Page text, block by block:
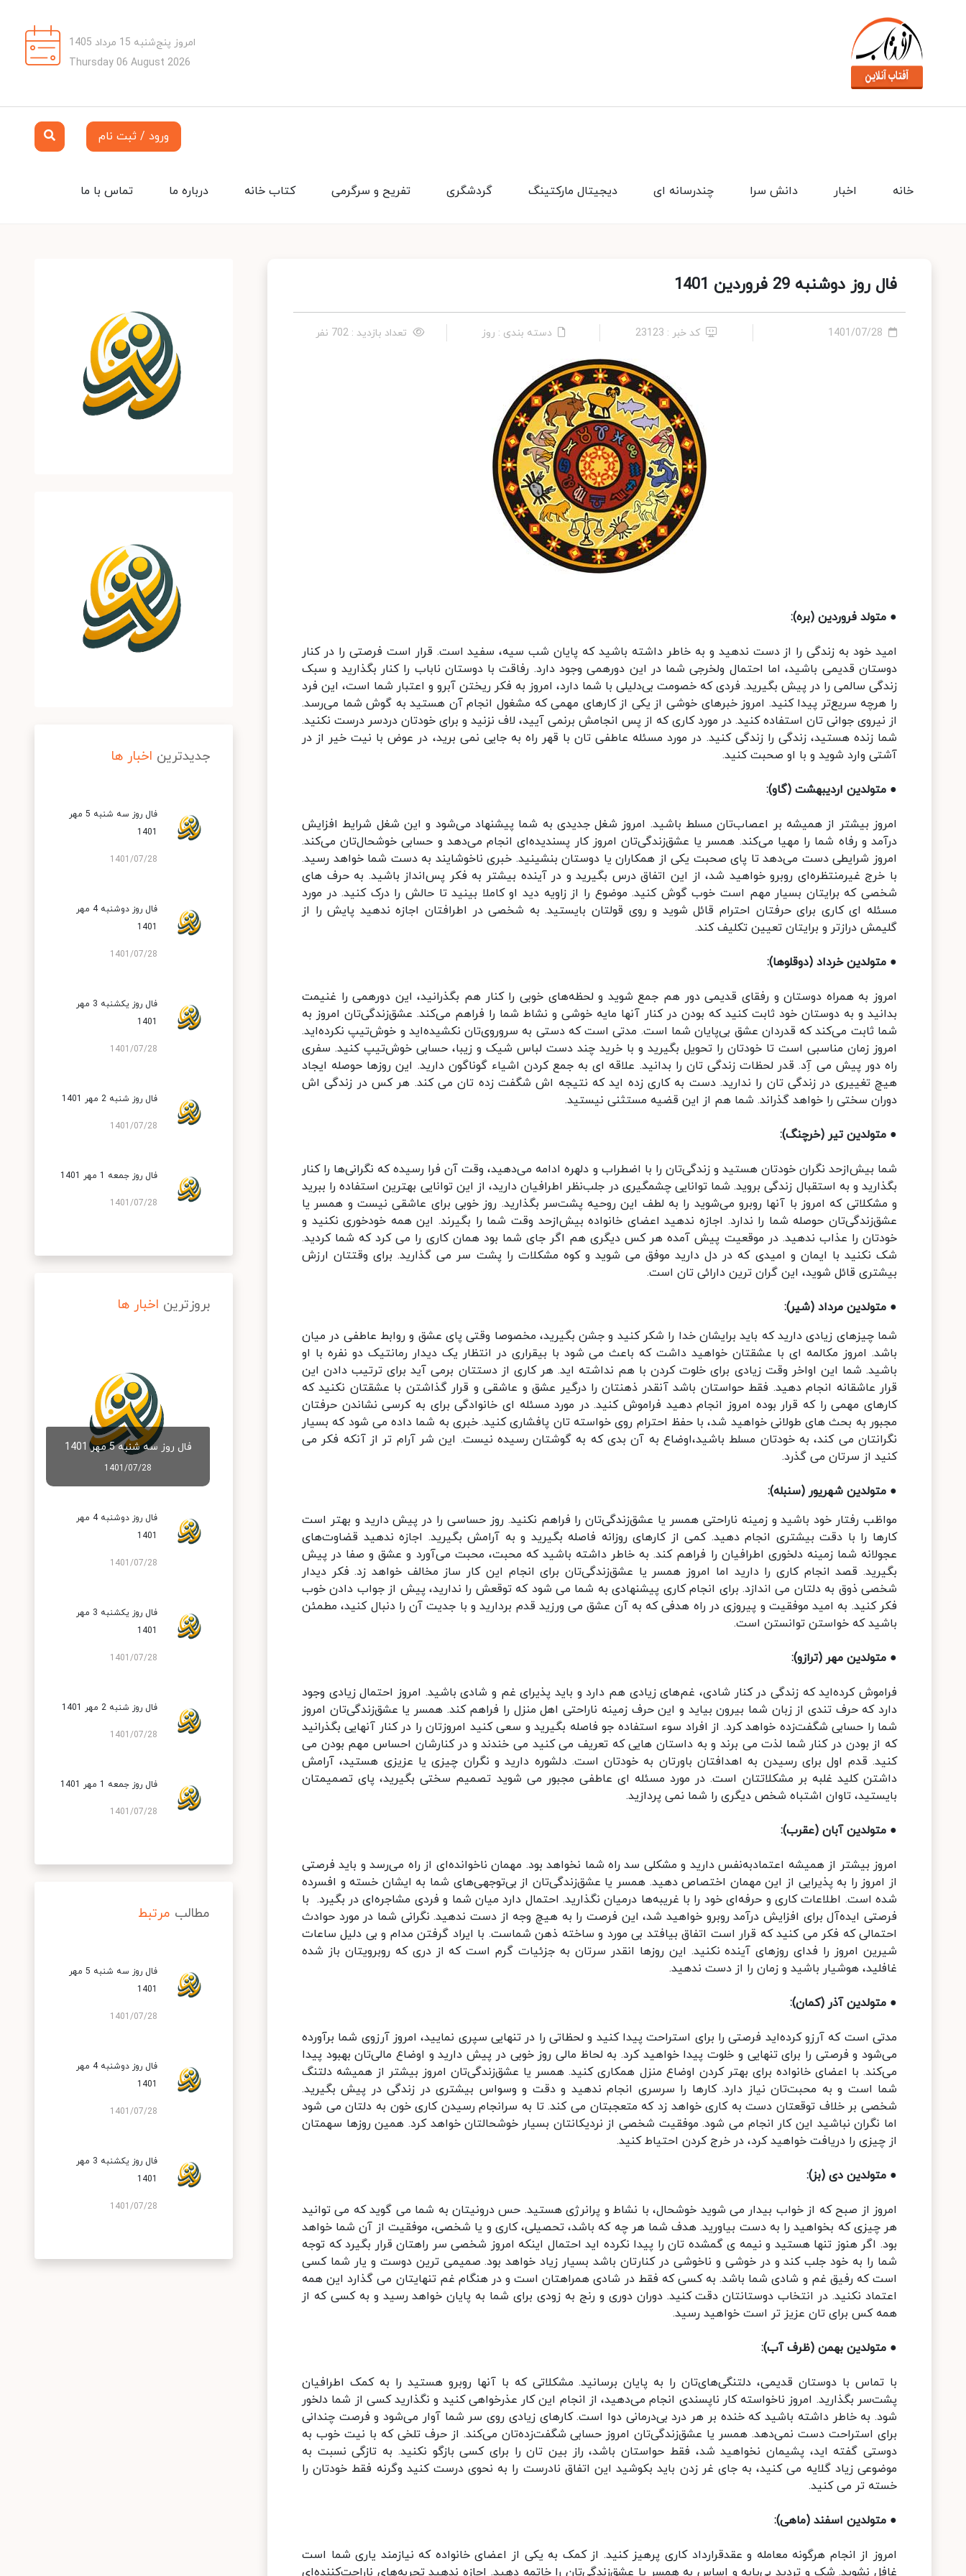
امروز پنج‌شنبه 15 مرداد 1405
Thursday 06 August 2026
ورود / ثبت نام
تماس با ما درباره ما کتاب خانه تفریح و سرگرمی گردشگری دیجیتال مارکتینگ چندرسانه ای دانش سرا اخبار خانه
فال روز دوشنبه 29 فروردین 1401
1401/07/28 کد خبر : 23123 دسته بندی : روز تعداد بازدید : 702 نفر
● متولد فروردین (بره):
امید خود به زندگی را از دست ندهید و به خاطر داشته باشید که پایان شب سیه، سفید است. قرار است فرصتی را در کنار
دوستان قدیمی باشید، اما احتمال ولخرجی‌ شما در این دورهمی وجود دارد. رفاقت با دوستان ناباب را کنار بگذارید و سبک‌
زندگی سالمی را در پیش بگیرید. فردی که خصومت بی‌دلیلی با شما دارد، امروز به فکر ریختن آبرو و اعتبار شما است، این فرد
را هرچه سریع‌تر پیدا کنید. امروز خبرهای خوشی از یکی از کارهای مهمی که مشغول انجام آن هستید به گوش شما می‌رسد.
از نیروی جوانی تان استفاده کنید. در مورد کاری که از پس انجامش برنمی آیید، لاف نزنید و برای خودتان دردسر درست نکنید.
شما زنده هستید، زندگی را زندگی کنید. در مورد مسئله عاطفی تان با قهر راه به جایی نمی برید، در عوض با نیت خیر از در
آشتی وارد شوید و با او صحبت کنید.
● متولدین اردیبهشت (گاو):
امروز بیشتر از همیشه بر اعصاب‌تان مسلط باشید. امروز شغل جدیدی به شما پیشنهاد می‌شود و این شغل شرایط افزایش
درآمد و رفاه شما را مهیا می‌کند. همسر یا عشق‌زندگی‌تان امروز کار پسندیده‌ای انجام می‌دهد و حسابی خوشحال‌تان می‌کند.
امروز شرایطی دست می‌دهد تا پای صحبت یکی از همکاران یا دوستان بنشینید. خبری ناخوشایند به دست‌ شما خواهد رسید.
با خرج غیرمنتظره‌ای روبرو خواهید شد، از این اتفاق درس بگیرید و در آینده بیشتر به فکر پس‌انداز باشید. به حرف های
شخصی که برایتان بسیار مهم است خوب گوش کنید. موضوع را از زاویه دید او کاملا بینید تا حالش را درک کنید. در مورد
مسئله ای کاری برای حرفتان احترام قائل شوید و روی قولتان بایستید. به شخصی در اطرافتان اجازه ندهید پایش را از
گلیمش درازتر و برایتان تعیین تکلیف کند.
● متولدین خرداد (دوقلوها):
امروز به همراه دوستان و رفقای قدیمی دور هم جمع شوید و لحظه‌های خوبی را کنار هم بگذرانید، این دورهمی را غنیمت
بدانید و به دوستان خود ثابت کنید که بودن در کنار آنها مایه خوشی و نشاط شما را فراهم می‌کند. عشق‌زندگی‌تان امروز به
شما ثابت می‌کند که قدردان عشق بی‌پایان شما است. مدتی است که دستی به سروروی‌تان نکشیده‌اید و خوش‌تیپ نکرده‌اید.
امروز زمان مناسبی است تا خودتان را تحویل بگیرید و با خرید چند دست لباس شیک و زیبا، حسابی خوش‌تیپ کنید. سفری
راه دور پیش می آِد. قدر لحظات زندگی تان را بدانید. علاقه ای به جمع کردن اشیاء گوناگون دارید. این روزها حوصله ایجاد
هیچ تغییری در زندگی تان را ندارید. دست به کاری زده اید که نتیجه اش شگفت زده تان می کند. هر کس در زندگی اش
دوران سختی را خواهد گذراند. شما هم از این قضیه مستثنی نیستید.
● متولدین تیر (خرچنگ):
شما بیش‌از‌حد نگران خودتان هستید و زندگی‌تان را با اضطراب و دلهره ادامه می‌دهید، وقت آن فرا رسیده که نگرانی‌ها را کنار
بگذارید و به استقبال زندگی بروید. شما توانایی چشمگیری در جلب‌نظر اطرافیان دارید، از این توانایی بهترین استفاده را ببرید
و مشکلاتی که امروز با آنها روبرو می‌شوید را به لطف این روحیه پشت‌سر بگذارید. روز خوبی برای عاشقی نیست و همسر یا
عشق‌زندگی‌تان حوصله شما را ندارد. اجازه ندهید اعضای خانواده بیش‌از‌حد وقت شما را بگیرند. این همه خودخوری نکنید و
خودتان را عذاب ندهید. در موقعیت پیش آمده هر کس دیگری هم اگر جای شما بود همان کاری را می کرد که شما کردید.
شک نکنید با ایمان و امیدی که در دل دارید موفق می شوید و کوه مشکلات را پشت سر می گذارید. برای وقتتان ارزش
بیشتری قائل شوید، این گران ترین دارائی تان است.
● متولدین مرداد (شیر):
شما چیزهای زیادی دارید که باید برایشان خدا را شکر کنید و جشن بگیرید، مخصوصا وقتی پای عشق و روابط عاطفی در میان
باشد. امروز مکالمه ای با عشقتان خواهید داشت که باعث می شود با بیقراری در انتظار یک دیدار رمانتیک دو نفره با او
باشید. شما این اواخر وقت زیادی برای خلوت کردن با هم نداشته اید. هر کاری از دستتان برمی آید برای ترتیب دادن این
قرار عاشقانه انجام دهید. فقط حواستان باشد آنقدر ذهنتان را درگیر عشق و عاشقی و قرار گذاشتن با عشقتان نکنید که
کارهای مهمی را که قرار بوده امروز انجام دهید فراموش کنید. در مورد مسئله ای خانوادگی برای به کرسی نشاندن حرفتان
مجبور به بحث های طولانی خواهید شد، با حفظ احترام روی خواسته تان پافشاری کنید. خبری به شما داده می شود که بسیار
نگرانتان می کند، به خودتان مسلط باشید،اوضاع به آن بدی که به گوشتان رسیده نیست. این شر آرام تر از آنکه فکر می
کنید از سرتان می گذرد.
● متولدین شهریور (سنبله):
مواظب رفتار خود باشید و زمینه ناراحتی همسر یا عشق‌زندگی‌تان را فراهم نکنید. روز حساسی را در پیش دارید و بهتر است
کارها را با دقت بیشتری انجام دهید. کمی از کارهای روزانه فاصله بگیرید و به آرامش بگیرید. اجازه ندهید قضاوت‌های
عجولانه شما زمینه دلخوری اطرافیان را فراهم کند. به خاطر داشته باشید که محبت‌، محبت می‌آورد و عشق و صفا در پیش
بگیرید. قصد انجام کاری را دارید اما امروز همسر یا عشق‌زندگی‌‌تان برای انجام این کار ساز مخالف خواهد زد. فکر دیدار
شخصی ذوق به دلتان می اندازد. برای انجام کاری پیشنهادی به شما می شود که توقعش را ندارید، پیش از جواب دادن خوب
فکر کنید. به امید موفقیت و پیروزی در راه هدفی که به آن عشق می ورزید قدم بردارید و با جدیت آن را دنبال کنید، مطمئن
باشید که خواستن توانستن است.
● متولدین مهر (ترازو):
فراموش کرده‌اید که زندگی در کنار شادی، غم‌های زیادی هم دارد و باید پذیرای غم و شادی باشید. امروز احتمال زیادی وجود
دارد که حرف تندی از زبان شما بیرون بیاید و این حرف زمینه ناراحتی اهل منزل را فراهم کند. همسر یا عشق‌زندگی‌تان امروز
شما را حسابی شگفت‌زده خواهد کرد. از افراد سوء استفاده جو فاصله بگیرید و سعی کنید امروزتان را در کنار آنهایی بگذرانید
که از بودن در کنار شما لذت می برند و به داستان هایی که تعریف می کنید می خندند و در کنارشان احساس مهم بودن می
کنید. قدم اول برای رسیدن به اهدافتان باورتان به خودتان است. دلشوره دارید و نگران چیزی یا عزیزی هستید، آرامش
داشتن کلید غلبه بر مشکلاتتان است. در مورد مسئله ای عاطفی مجبور می شوید تصمیم سختی بگیرید، پای تصمیمتان
بایستید، تاوان اشتباه شخص دیگری را شما نمی پردازید.
● متولدین آبان (عقرب):
امروز بیشتر از همیشه اعتمادبه‌نفس دارید و مشکلی سد راه شما نخواهد بود. مهمان ناخوانده‌ای از راه می‌رسد و باید فرصتی
از امروز را به پذیرایی از این مهمان اختصاص دهید. همسر یا عشق‌زندگی‌تان از بی‌توجهی‌های شما به ایشان خسته و افسرده
شده است. اطلاعات کاری و حرفه‌ای خود را با غریبه‌ها درمیان نگذارید. احتمال دارد میان شما و فردی مشاجره‌ای در بگیرد. با
فرصتی ایده‌آل برای افزایش درآمد روبرو خواهید شد، این فرصت را به هیچ وجه از دست ندهید. نگرانی شما در مورد حوادث
احتمالی که فکر می کنید که قرار است اتفاق بیافتد بی مورد و ساخته ذهن شماست. با ایراد گرفتن مدام و بی دلیل ساعات
شیرین امروز را فدای روزهای آینده نکنید. این روزها انقدر سرتان به جزئیات گرم است که از دری که روبرویتان باز شده
غافلید، هوشیار باشید و زمان را از دست ندهید.
● متولدین آذر (کمان):
مدتی است که آرزو کرده‌اید فرصتی را برای استراحت پیدا کنید و لحظاتی را در تنهایی سپری نمایید، امروز آرزوی شما برآورده
می‌شود و فرصتی را برای تنهایی و خلوت پیدا خواهید کرد. به لحاظ مالی روز خوبی در پیش دارید و اوضاع‌ مالی‌تان بهبود پیدا
می‌کند. با اعضای خانواده برای بهتر کردن اوضاع منزل همکاری کنید. همسر یا عشق‌زندگی‌تان امروز بیشتر از همیشه دلتنگ
شما است و به محبت‌تان نیاز دارد. کارها را سرسری انجام ندهید و دقت و وسواس بیشتری در زندگی در پیش بگیرید.
شخصی بر خلاف توقعتان دست به کاری خواهد زد که متعجبتان می کند. تا به سرانجام رسیدن کاری خون به دلتان می شود
اما نگران نباشید این کار انجام می شود. موفقیت شخصی از نردیکانتان بسیار خوشحالتان خواهد کرد. همین روزها سهمتان
از چیزی را دریافت خواهید کرد، در خرج کردن احتیاط کنید.
● متولدین دی (بز):
امروز از صبح که از خواب بیدار می شوید خوشحال، با نشاط و پرانرژی هستید. حس درونیتان به شما می گوید که می توانید
هر چیزی که بخواهید را به دست بیاورید. هدف شما هر چه که باشد، تحصیلی، کاری و یا شخصی، موفقیت از آن شما خواهد
بود. اگر هنوز تنها هستید و نیمه ی گمشده تان را پیدا نکرده اید احتمال اینکه امروز شخصی سر راهتان قرار بگیرد که توجه
شما را به خود جلب کند و در خوشی و ناخوشی در کنارتان باشد بسیار زیاد خواهد بود. صمیمی ترین دوست و یار شما کسی
است که رفیق غم و شادی شما باشد. به کسی که فقط در شادی همراهتان است و در هنگام غم تنهایتان می گذارد این همه
اعتماد نکنید. در انتخاب دوستانتان دقت کنید. دوران دوری و رنج به زودی برای شما به پایان خواهد رسید و به کسی که از
همه کس برای تان عزیز تر است خواهید رسید.
● متولدین بهمن (ظرف آب):
با تماس با دوستان قدیمی، دلتنگی‌های‌تان را به پایان برسانید. مشکلاتی که با آنها روبرو هستید را به کمک اطرافیان
پشت‌سر بگذارید. امروز ناخواسته کار ناپسندی انجام می‌دهید، از انجام این کار عذرخواهی کنید و نگذارید کسی از شما دلخور
شود. به خاطر داشته باشید که خنده بر هر درد بی‌درمانی دوا است. کارهای زیادی روی سر شما آوار می‌شود و فرصت چندانی
برای استراحت دست نمی‌دهد. همسر یا عشق‌زندگی‌تان امروز حسابی شگفت‌زده‌تان می‌کند. از حرف تلخی که با نیت خوب به
دوستی گفته اید، پشیمان نخواهید شد، فقط حواستان باشد، راز بین تان را برای کسی بازگو نکنید. به تازگی نسبت به
موضوعی زیاد گلایه می کنید، به جای غر زدن باید بکوشید این اتفاق نادرست را به نحوی درست کنید وگرنه فقط خودتان را
خسته تر می کنید.
● متولدین اسفند (ماهی):
امروز از انجام هرگونه معامله و عقدقرارداد کاری پرهیز کنید. از کمک به یکی از اعضای خانواده که نیازمند یاری شما است
غافل نشوید. شک و تردید بی‌پایه و اساس به همسر یا عشق‌زندگی‌تان را خاتمه دهید. اجازه ندهید تجربه‌های ناراحت‌کننده‌ای
جدیدترین اخبار ها
فال روز سه شنبه 5 مهر
1401
1401/07/28
فال روز دوشنبه 4 مهر
1401
1401/07/28
فال روز یکشنبه 3 مهر
1401
1401/07/28
فال روز شنبه 2 مهر 1401
1401/07/28
فال روز جمعه 1 مهر 1401
1401/07/28
بروزترین اخبار ها
فال روز سه شنبه 5 مهر 1401
1401/07/28
فال روز دوشنبه 4 مهر
1401
1401/07/28
فال روز یکشنبه 3 مهر
1401
1401/07/28
فال روز شنبه 2 مهر 1401
1401/07/28
فال روز جمعه 1 مهر 1401
1401/07/28
مطالب مرتبط
فال روز سه شنبه 5 مهر
1401
1401/07/28
فال روز دوشنبه 4 مهر
1401
1401/07/28
فال روز یکشنبه 3 مهر
1401
1401/07/28